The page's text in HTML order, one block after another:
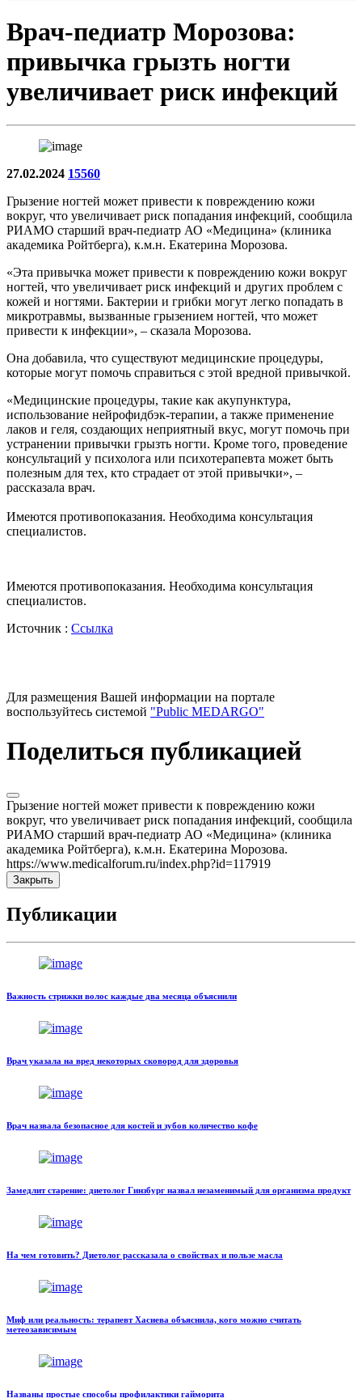
Врач‑педиатр Морозова:
привычка грызть ногти
увеличивает риск инфекций
27.02.2024 15560
Грызение ногтей может привести к повреждению кожи
вокруг, что увеличивает риск попадания инфекций, сообщила
РИАМО старший врач-педиатр АО «Медицина» (клиника
академика Ройтберга), к.м.н. Екатерина Морозова.
«Эта привычка может привести к повреждению кожи вокруг
ногтей, что увеличивает риск инфекций и других проблем с
кожей и ногтями. Бактерии и грибки могут легко попадать в
микротравмы, вызванные грызением ногтей, что может
привести к инфекции», – сказала Морозова.
Она добавила, что существуют медицинские процедуры,
которые могут помочь справиться с этой вредной привычкой.
«Медицинские процедуры, такие как акупунктура,
использование нейрофидбэк-терапии, а также применение
лаков и геля, создающих неприятный вкус, могут помочь при
устранении привычки грызть ногти. Кроме того, проведение
консультаций у психолога или психотерапевта может быть
полезным для тех, кто страдает от этой привычки», –
рассказала врач.
Имеются противопоказания. Необходима консультация
специалистов.
Имеются противопоказания. Необходима консультация
специалистов.
Источник : Ссылка
Для размещения Вашей информации на портале
воспользуйтесь системой "Public MEDARGO"
Поделиться публикацией
Грызение ногтей может привести к повреждению кожи
вокруг, что увеличивает риск попадания инфекций, сообщила
РИАМО старший врач-педиатр АО «Медицина» (клиника
академика Ройтберга), к.м.н. Екатерина Морозова.
https://www.medicalforum.ru/index.php?id=117919
Закрыть
Публикации
Важность стрижки волос каждые два месяца объяснили
Врач указала на вред некоторых сковород для здоровья
Врач назвала безопасное для костей и зубов количество кофе
Замедлит старение: диетолог Гинзбург назвал незаменимый для организма продукт
На чем готовить? Диетолог рассказала о свойствах и пользе масла
Миф или реальность: терапевт Хасиева объяснила, кого можно считать
метеозависимым
Названы простые способы профилактики гайморита